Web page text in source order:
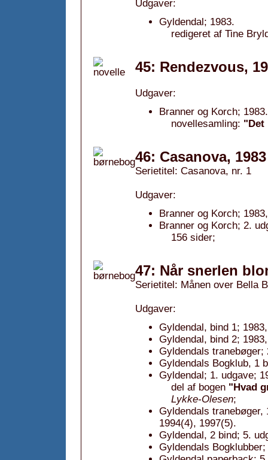
Udgaver:
Gyldendal; 1983.
redigeret af Tine
45: Rendezvous,
Udgaver:
Branner og Korch; 1983.
novellesamling: "Det
46: Casanova, 1983
Serietitel: Casanova, nr. 1
Udgaver:
Branner og Korch;
Branner og Korch; 2.
156 sider;
47: Når snerlen
Serietitel: Månen over Bella
Udgaver:
Gyldendal, bind 1;
Gyldendal, bind 2;
Gyldendals tranebøger;
Gyldendals Bogklub, 1
Gyldendal; 1. udgave;
del af bogen "Hvad
Lykke-Olesen;
Gyldendals tranebøger,
1994(4), 1997(5).
Gyldendal, 2 bind; 5.
Gyldendals